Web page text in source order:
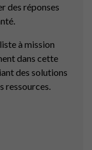
des réponses
à mission
dans cette
des solutions
ressources.